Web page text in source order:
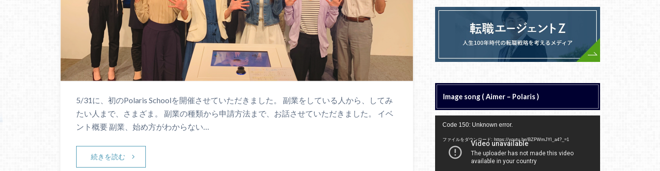
5/31に、初のPolaris Schoolを開催させていただきました。 副業をしている人から、してみ
たい人まで、さまざま。 副業の種類から申請方法まで、お話させていただきました。 イベ
ント概要 副業、始め方がわからない…
続きを読む
Image song ( Aimer – Polaris )
Code 150: Unknown error.
ファイルをダウンロード: https://youtu.be/BZPWmJYI_a4?_=1